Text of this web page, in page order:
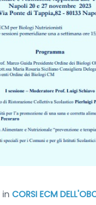
in CORSI ECM